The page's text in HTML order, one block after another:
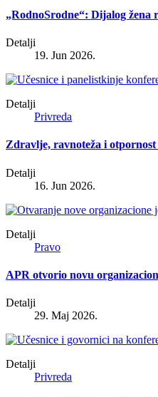
„RodnoSrodne“: Dijalog
Detalji
19. Jun 2026.
Detalji
Privreda
Zdravlje, ravnoteža i otpornost
Detalji
16. Jun 2026.
Detalji
Pravo
APR otvorio novu
Detalji
29. Maj 2026.
Detalji
Privreda